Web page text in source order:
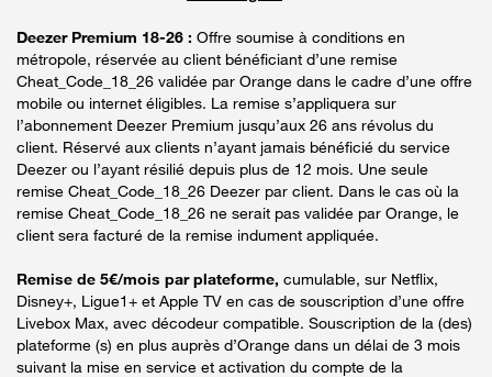
Deezer Premium 18-26 : Offre soumise à conditions en
métropole, réservée au client bénéficiant d’une remise
Cheat_Code_18_26 validée par Orange dans le cadre d’une offre
mobile ou internet éligibles. La remise s’appliquera sur
l’abonnement Deezer Premium jusqu’aux 26 ans révolus du
client. Réservé aux clients n’ayant jamais bénéficié du service
Deezer ou l’ayant résilié depuis plus de 12 mois. Une seule
remise Cheat_Code_18_26 Deezer par client. Dans le cas où la
remise Cheat_Code_18_26 ne serait pas validée par Orange, le
client sera facturé de la remise indument appliquée.
Remise de 5€/mois par plateforme, cumulable, sur Netflix,
Disney+, Ligue1+ et Apple TV en cas de souscription d’une offre
Livebox Max, avec décodeur compatible. Souscription de la (des)
plateforme (s) en plus auprès d’Orange dans un délai de 3 mois
suivant la mise en service et activation du compte de la